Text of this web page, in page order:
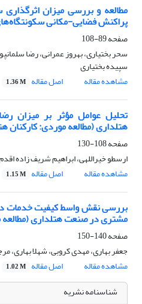
مطالعه و بررسی میزان
پراکنش فضایی-مکانی
صفحه89-108
سحر بختیاری، بهروز عمرانی، رضا
سپیده بختیاری
مشاهده مقاله
اصل مقاله 1.36 M
تحلیل عوامل مؤثر بر میزان
هتلداری (مطالعه موردی: کارکنان
صفحه108-130
ارسطو خیراللهی، ابراهیم شریف زاده
مشاهده مقاله
اصل مقاله 1.15 M
بررسی نقش واسط کیفیت خدمات
مشتری در صنعت هتلداری
صفحه140-150
جعفر بهاری، مهدی کروبی، شهلا بهاری،
مشاهده مقاله
اصل مقاله 1.02 M
شناسنامه نشریه